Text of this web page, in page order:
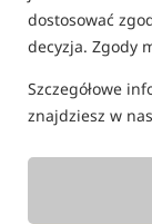
dostosować
decyzja. Zgody
Szczegółowe
znajdziesz w